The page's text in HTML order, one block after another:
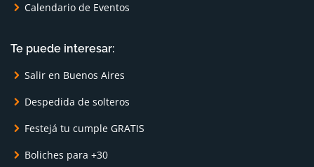
Calendario de Eventos
Te puede interesar:
Salir en Buenos Aires
Despedida de solteros
Festejá tu cumple GRATIS
Boliches para +30